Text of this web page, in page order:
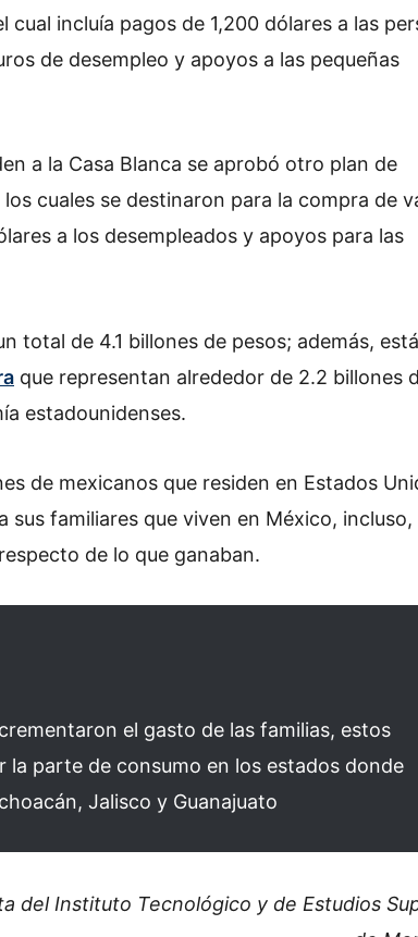
incluía pagos de 1,200 dólares a las
de desempleo y apoyos a las pequeñas
a la Casa Blanca se aprobó otro plan de
cuales se destinaron para la compra de
a los desempleados y apoyos para las
total de 4.1 billones de pesos; además, está
que representan alrededor de 2.2 billones
estadounidenses.
de mexicanos que residen en Estados
familiares que viven en México, incluso,
de lo que ganaban.
el gasto de las familias, estos
la parte de consumo en los estados donde
Jalisco y Guanajuato
del Instituto Tecnológico y de Estudios